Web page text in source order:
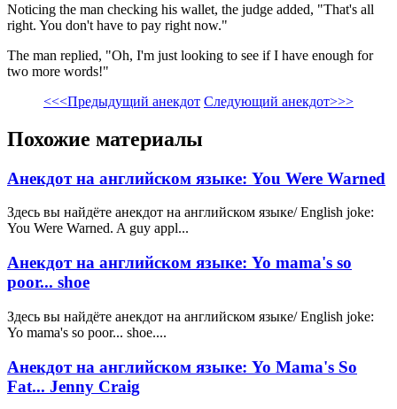
Noticing the man checking his wallet, the judge added, "That's all
right. You don't have to pay right now."
The man replied, "Oh, I'm just looking to see if I have enough for
two more words!"
<<<Предыдущий анекдот Следующий анекдот>>>
Похожие материалы
Анекдот на английском языке: You Were Warned
Здесь вы найдёте анекдот на английском языке/ English joke:
You Were Warned. A guy appl...
Анекдот на английском языке: Yo mama's so
poor... shoe
Здесь вы найдёте анекдот на английском языке/ English joke:
Yo mama's so poor... shoe....
Анекдот на английском языке: Yo Mama's So
Fat... Jenny Craig